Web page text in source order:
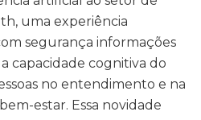
uma experiência
segurança informações
capacidade cognitiva do
no entendimento e na
estar. Essa novidade